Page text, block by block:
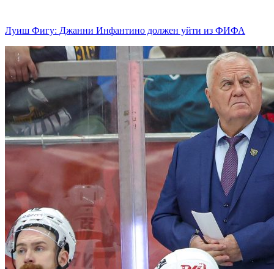
Луиш Фигу: Джанни Инфантино должен уйти из ФИФА